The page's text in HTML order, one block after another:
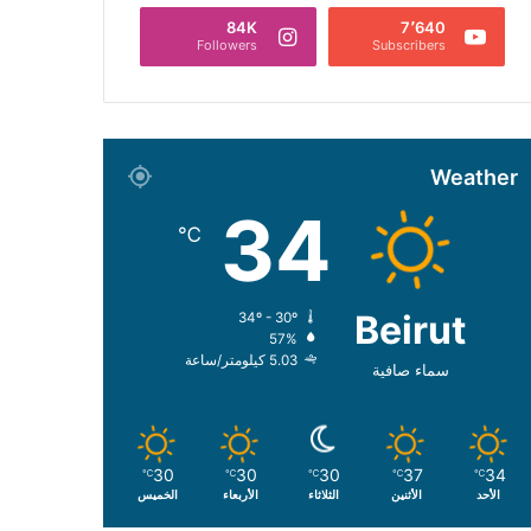
7٬640
Subscribers
84K
Followers
Weather
Beirut
سماء صافية
34
℃
57%
5.03 كيلومتر/ساعة
34
℃
الأحد
37
℃
الأثنين
30
℃
الثلاثاء
30
℃
الأربعاء
30
℃
الخميس